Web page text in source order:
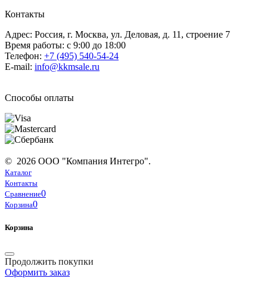
Контакты
Адрес: Россия, г. Москва, ул. Деловая, д. 11, строение 7
Время работы: с 9:00 до 18:00
Телефон: +7 (495) 540-54-24
E-mail: info@kkmsale.ru
Способы оплаты
© 2026 ООО "Компания Интегро".
Каталог
Контакты
Сравнение0
Корзина0
Корзина
Продолжить покупки
Оформить заказ